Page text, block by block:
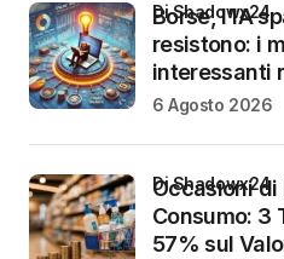
Borse, l’IA
resistono: i
interessanti
di Shadowx24
6 Agosto 2026
Occasioni di
Consumo: 3
57% sul
di Shadowx24